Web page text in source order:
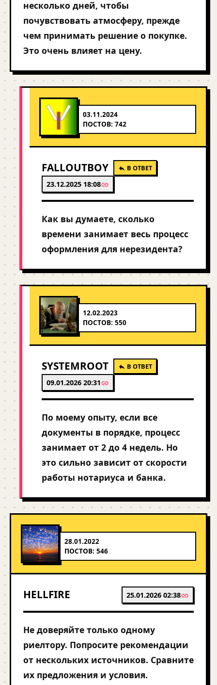
несколько дней, чтобы
почувствовать атмосферу, прежде
чем принимать решение о покупке.
Это очень влияет на цену.
03.11.2024
ПОСТОВ: 742
FALLOUTBOY В ОТВЕТ
23.12.2025 18:08
Как вы думаете, сколько
времени занимает весь процесс
оформления для нерезидента?
12.02.2023
ПОСТОВ: 550
SYSTEMROOT В ОТВЕТ
09.01.2026 20:31
По моему опыту, если все
документы в порядке, процесс
занимает от 2 до 4 недель. Но
это сильно зависит от скорости
работы нотариуса и банка.
28.01.2022
ПОСТОВ: 546
HELLFIRE 25.01.2026 02:38
Не доверяйте только одному
риелтору. Попросите рекомендации
от нескольких источников. Сравните
их предложения и условия.